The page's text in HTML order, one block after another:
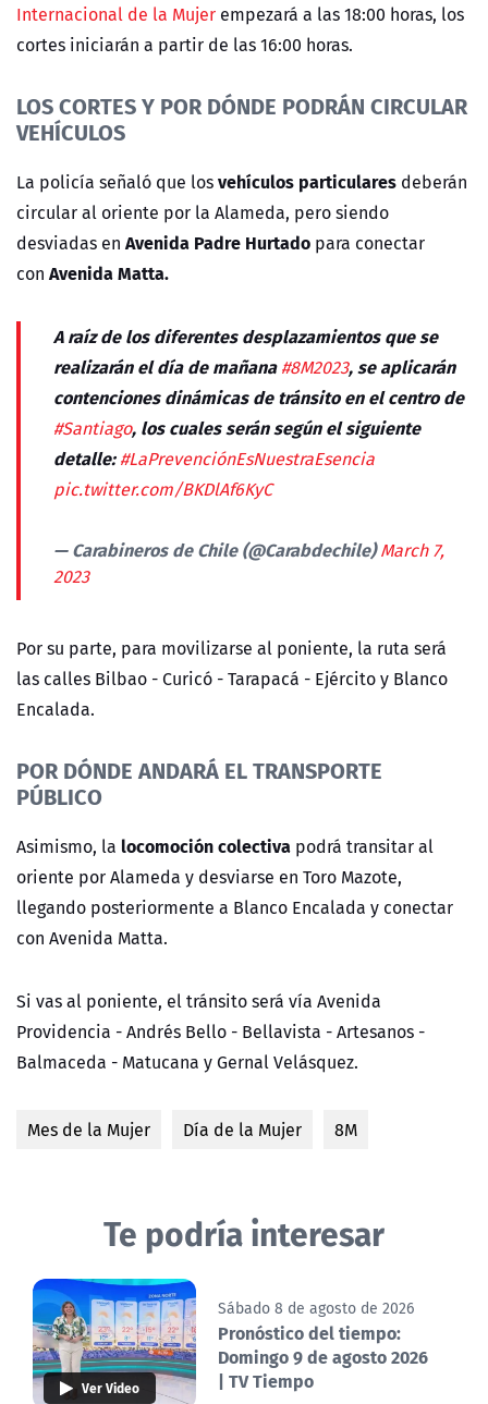
Internacional de la Mujer empezará a las 18:00 horas, los
cortes iniciarán a partir de las 16:00 horas.
LOS CORTES Y POR DÓNDE PODRÁN CIRCULAR
VEHÍCULOS
La policía señaló que losvehículos particulares deberán
circular al oriente por la Alameda, pero siendo
desviadas en Avenida Padre Hurtado para conectar
con Avenida Matta.
A raíz de los diferentes desplazamientos que se
realizarán el día de mañana#8M2023, se aplicarán
contenciones dinámicas de tránsito en el centro de
#Santiago, los cuales serán según el siguiente
detalle:#LaPrevenciónEsNuestraEsencia
pic.twitter.com/BKDlAf6KyC
— Carabineros de Chile (@Carabdechile)March 7,
2023
Por su parte, para movilizarse al poniente, la ruta será
las calles Bilbao - Curicó - Tarapacá - Ejército y Blanco
Encalada.
POR DÓNDE ANDARÁ EL TRANSPORTE
PÚBLICO
Asimismo, la locomoción colectiva podrá transitar al
oriente por Alameda y desviarse en Toro Mazote,
llegando posteriormente a Blanco Encalada y conectar
con Avenida Matta.
Si vas al poniente, el tránsito será vía Avenida
Providencia - Andrés Bello - Bellavista - Artesanos -
Balmaceda - Matucana y Gernal Velásquez.
Mes de la Mujer Día de la Mujer 8M
Te podría interesar
Ver Video
Sábado 8 de agosto de 2026
Pronóstico del tiempo:
Domingo 9 de agosto 2026
| TV Tiempo